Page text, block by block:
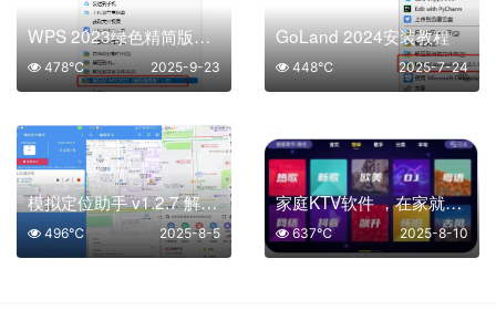
WPS 2023绿色精简版安装教程
2025-9-23
478℃
GoLand 2024安装教程
2025-7-24
448℃
模拟定位助手 v1.2.7 解锁会员
2025-8-5
496℃
家庭KTV软件 ，在家就可以和家人K歌
2025-8-10
637℃